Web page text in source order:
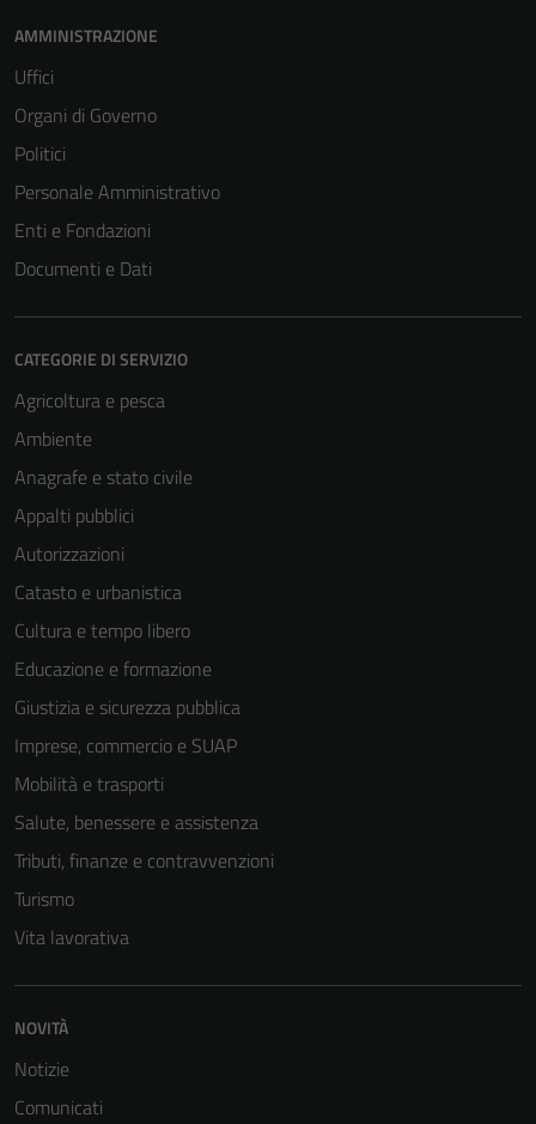
AMMINISTRAZIONE
Uffici
Organi di Governo
Politici
Personale Amministrativo
Enti e Fondazioni
Documenti e Dati
CATEGORIE DI SERVIZIO
Agricoltura e pesca
Ambiente
Anagrafe e stato civile
Appalti pubblici
Autorizzazioni
Catasto e urbanistica
Cultura e tempo libero
Educazione e formazione
Giustizia e sicurezza pubblica
Imprese, commercio e SUAP
Mobilità e trasporti
Salute, benessere e assistenza
Tributi, finanze e contravvenzioni
Turismo
Vita lavorativa
NOVITÀ
Notizie
Comunicati